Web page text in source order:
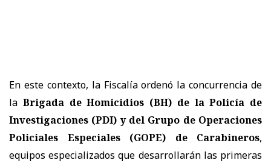
En este contexto, la Fiscalía ordenó la concurrencia de
la Brigada de Homicidios (BH) de la Policía de
Investigaciones (PDI) y del Grupo de Operaciones
Policiales Especiales (GOPE) de Carabineros,
equipos especializados que desarrollarán las primeras